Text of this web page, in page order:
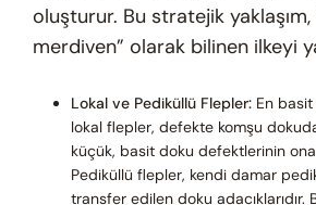
oluşturur. Bu stratejik
merdiven” olarak bilinen ilkeyi
Lokal ve Pediküllü Flepler: En
lokal flepler, defekte komşu
küçük, basit doku defektlerinin
Pediküllü flepler, kendi damar
transfer edilen doku adacıklarıdır.